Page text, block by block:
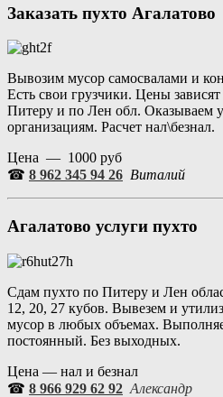
Заказать пухто Агалатово
Вывозим мусор самосвалами и
Есть свои грузчики. Цены
Питеру и по Лен обл. Оказываем
организациям. Расчет нал\безнал.
Цена — 1000 руб
☎ 8 962 345 94 26 Виталий
Агалатово услуги пухто
Сдам пухто по Питеру и Лен
12, 20, 27 кубов. Вывезем и
мусор в любых объемах.
постоянный. Без выходных.
Цена — нал и безнал
☎ 8 966 929 62 92 Александр